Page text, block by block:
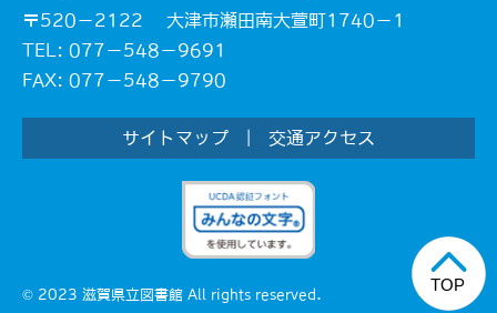
〒520－2122 大津市瀬田南大萱町1740－1
TEL: 077－548－9691
FAX: 077－548－9790
サイトマップ 交通アクセス
© 2023 滋賀県立図書館 All rights reserved.